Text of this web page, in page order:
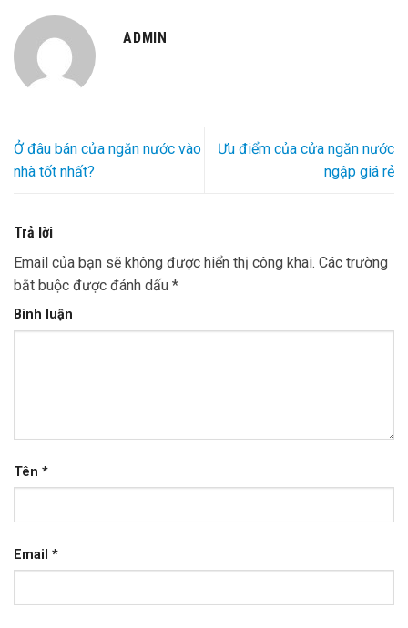
ADMIN
Ở đâu bán cửa ngăn nước vào
nhà tốt nhất?
Ưu điểm của cửa ngăn nước
ngập giá rẻ
Trả lời
Email của bạn sẽ không được hiển thị công khai. Các trường
bắt buộc được đánh dấu *
Bình luận
Tên *
Email *